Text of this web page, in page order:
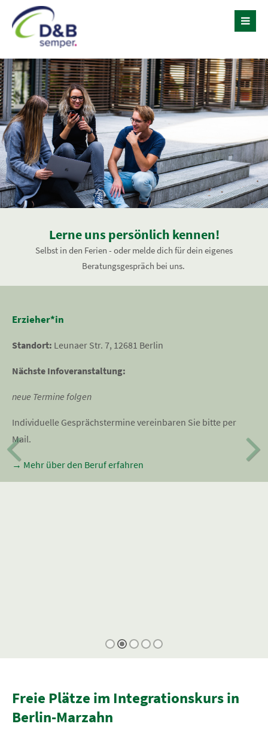
Lerne uns persönlich kennen!
Selbst in den Ferien - oder melde dich für dein eigenes
Beratungsgespräch bei uns.
Erzieher*in
Standort: Leunaer Str. 7, 12681 Berlin
Nächste Infoveranstaltung:
neue Termine folgen
Individuelle Gesprächstermine vereinbaren Sie bitte per
Mail.
→ Mehr über den Beruf erfahren
Freie Plätze im Integrationskurs in
Berlin-Marzahn